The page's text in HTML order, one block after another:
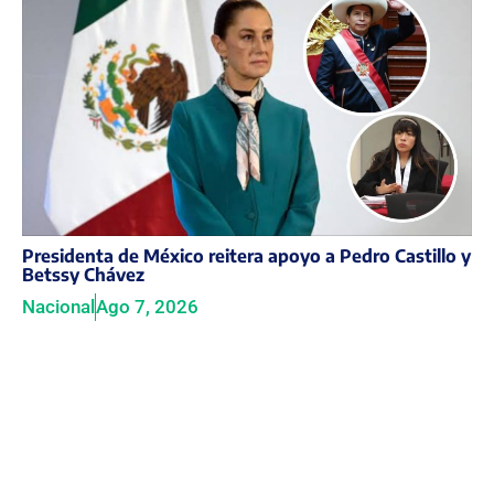
Presidenta de México reitera apoyo a Pedro Castillo y
Betssy Chávez
Nacional Ago 7, 2026